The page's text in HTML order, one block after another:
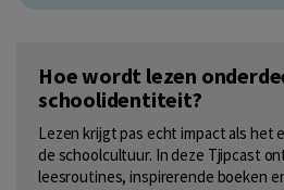
Hoe wordt lezen
schoolidentiteit?
Lezen krijgt pas echt impact als het
de schoolcultuur. In deze Tjipcast
leesroutines, inspirerende boeken